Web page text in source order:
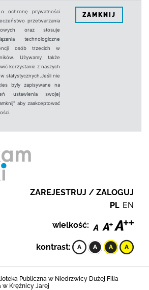
ochronę prywatności
przetwarzania
oraz stosuje
technologiczne
osób trzecich w
Używamy także
korzystanie z naszych
statystycznych.Jeśli nie
były zapisywane na
ustawienia swojej
aby zaakceptować
ZAMKNIJ
ZAREJESTRUJ / ZALOGUJ
PL EN
wielkość:
kontrast:
Publiczna w Niedrzwicy Dużej Filia
w Krężnicy Jarej